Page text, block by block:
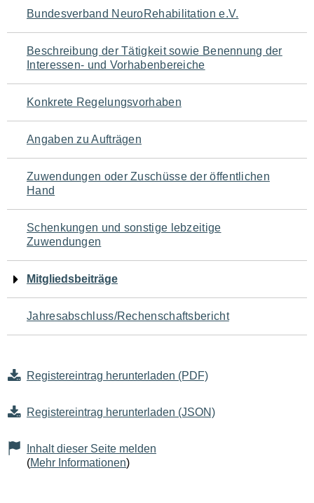
Navigation
für
den
Seiteninhalt
Bundesverband NeuroRehabilitation e.V.
Beschreibung der Tätigkeit sowie Benennung der
Interessen- und Vorhabenbereiche
Konkrete Regelungsvorhaben
Angaben zu Aufträgen
Zuwendungen oder Zuschüsse der öffentlichen
Hand
Schenkungen und sonstige lebzeitige
Zuwendungen
Mitgliedsbeiträge
Jahresabschluss/Rechenschaftsbericht
Registereintrag herunterladen (PDF)
Registereintrag herunterladen (JSON)
Inhalt dieser Seite melden
(Mehr Informationen)